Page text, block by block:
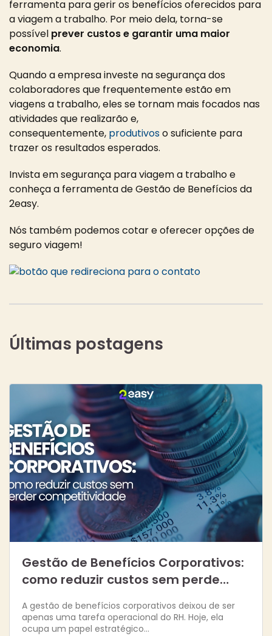
ferramenta para gerir os benefícios oferecidos para
a viagem a trabalho. Por meio dela, torna-se
possível prever custos e garantir uma maior
economia.
Quando a empresa investe na segurança dos
colaboradores que frequentemente estão em
viagens a trabalho, eles se tornam mais focados nas
atividades que realizarão e,
consequentemente, produtivoso suficiente para
trazer os resultados esperados.
Invista em segurança para viagem a trabalho e
conheça a ferramenta de Gestão de Benefícios da
2easy.
Nós também podemos cotar e oferecer opções de
seguro viagem!
Últimas postagens
Gestão de Benefícios Corporativos:
como reduzir custos sem perde…
A gestão de benefícios corporativos deixou de ser
apenas uma tarefa operacional do RH. Hoje, ela
ocupa um papel estratégico…